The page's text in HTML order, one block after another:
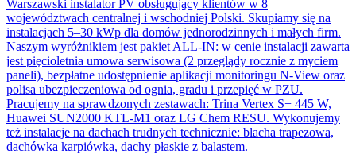
Warszawski instalator PV obsługujący klientów w 8
województwach centralnej i wschodniej Polski. Skupiamy się na
instalacjach 5–30 kWp dla domów jednorodzinnych i małych firm.
Naszym wyróżnikiem jest pakiet ALL-IN: w cenie instalacji zawarta
jest pięcioletnia umowa serwisowa (2 przeglądy rocznie z myciem
paneli), bezpłatne udostępnienie aplikacji monitoringu N-View oraz
polisa ubezpieczeniowa od ognia, gradu i przepięć w PZU.
Pracujemy na sprawdzonych zestawach: Trina Vertex S+ 445 W,
Huawei SUN2000 KTL-M1 oraz LG Chem RESU. Wykonujemy
też instalacje na dachach trudnych technicznie: blacha trapezowa,
dachówka karpiówka, dachy płaskie z balastem.